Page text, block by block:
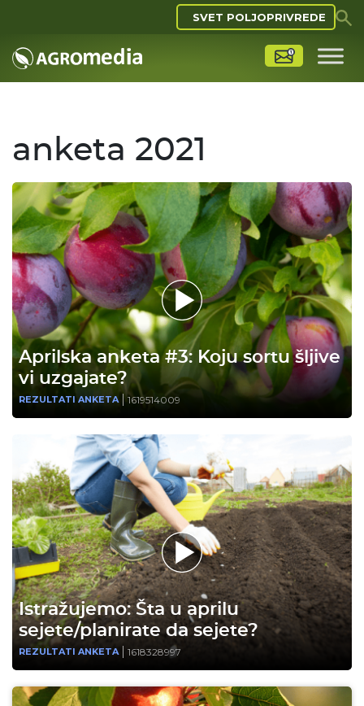
SVET POLJOPRIVREDE
anketa 2021
Aprilska anketa #3: Koju sortu šljive
vi uzgajate?
REZULTATI ANKETA 1619514009
Istražujemo: Šta u aprilu
sejete/planirate da sejete?
REZULTATI ANKETA 1618328997